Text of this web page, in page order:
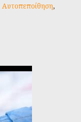
Αυτοπεποίθηση,